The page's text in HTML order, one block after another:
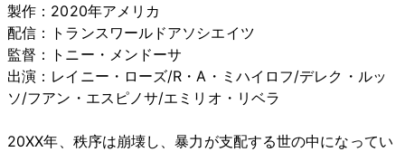
製作：2020年アメリカ
配信：トランスワールドアソシエイツ
監督：トニー・メンドーサ
出演：レイニー・ローズ/R・A・ミハイロフ/デレク・ルッ
ソ/フアン・エスピノサ/エミリオ・リベラ
20XX年、秩序は崩壊し、暴力が支配する世の中になってい